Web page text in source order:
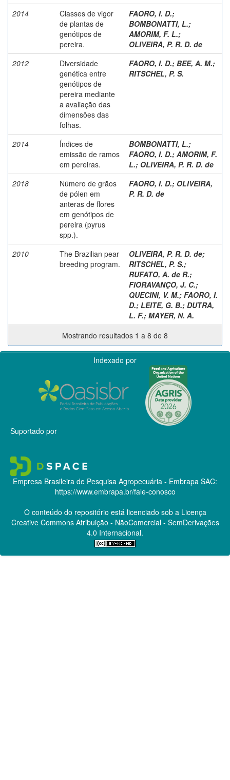
2014
Classes de vigor
de plantas de
genótipos de
pereira.
FAORO, I. D.;
BOMBONATTI, L.;
AMORIM, F. L.;
OLIVEIRA, P. R. D. de
2012
Diversidade
genética entre
genótipos de
pereira mediante
a avaliação das
dimensões das
folhas.
FAORO, I. D.; BEE, A. M.;
RITSCHEL, P. S.
2014
Índices de
emissão de ramos
em pereiras.
BOMBONATTI, L.;
FAORO, I. D.; AMORIM, F.
L.; OLIVEIRA, P. R. D. de
2018
Número de grãos
de pólen em
anteras de flores
em genótipos de
pereira (pyrus
spp.).
FAORO, I. D.; OLIVEIRA,
P. R. D. de
2010
The Brazilian pear
breeding program.
OLIVEIRA, P. R. D. de;
RITSCHEL, P. S.;
RUFATO, A. de R.;
FIORAVANÇO, J. C.;
QUECINI, V. M.; FAORO, I.
D.; LEITE, G. B.; DUTRA,
L. F.; MAYER, N. A.
Mostrando resultados 1 a 8 de 8
Indexado por
Suportado por
Empresa Brasileira de Pesquisa Agropecuária - Embrapa SAC:
https://www.embrapa.br/fale-conosco
O conteúdo do repositório está licenciado sob a Licença
Creative CommonsAtribuição - NãoComercial - SemDerivações
4.0 Internacional.